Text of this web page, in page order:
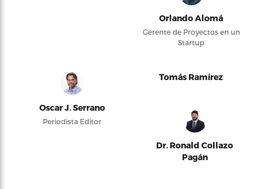
Orlando Alomá
Gerente de Proyectos en un
Startup
Oscar J. Serrano
Periodista Editor
Tomás Ramírez
Dr. Ronald Collazo
Pagán